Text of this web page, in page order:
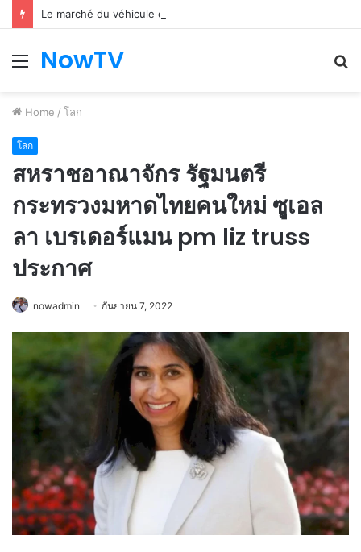
Le marché du véhicule d’occasion en plein essor
Menu
NowTV
Home / โลก
โลก
สหราชอาณาจักร รัฐมนตรี
กระทรวงมหาดไทยคนใหม่ ซูเอล
ลา เบรเดอร์แมน pm liz truss
ประกาศ
nowadmin กันยายน 7, 2022